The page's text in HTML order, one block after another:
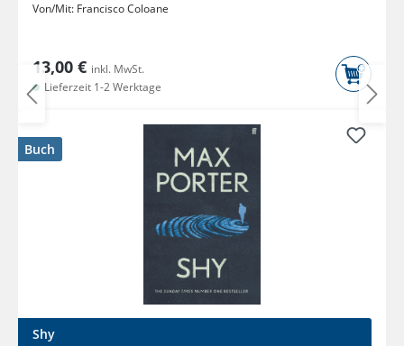
Von/Mit: Francisco Coloane
13,00 € inkl. MwSt.
Lieferzeit 1-2 Werktage
Buch
Shy